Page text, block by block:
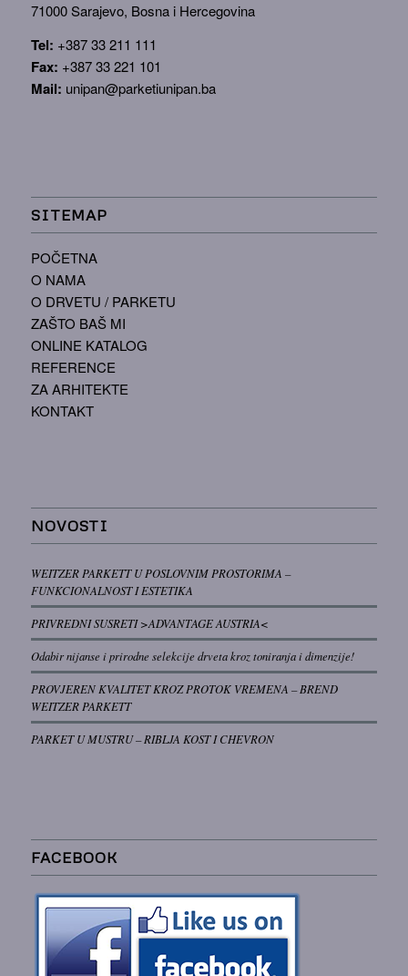
71000 Sarajevo, Bosna i Hercegovina
Tel: +387 33 211 111
Fax: +387 33 221 101
Mail: unipan@parketiunipan.ba
SITEMAP
POČETNA
O NAMA
O DRVETU / PARKETU
ZAŠTO BAŠ MI
ONLINE KATALOG
REFERENCE
ZA ARHITEKTE
KONTAKT
NOVOSTI
WEITZER PARKETT U POSLOVNIM PROSTORIMA –
FUNKCIONALNOST I ESTETIKA
PRIVREDNI SUSRETI >ADVANTAGE AUSTRIA<
Odabir nijanse i prirodne selekcije drveta kroz toniranja i dimenzije!
PROVJEREN KVALITET KROZ PROTOK VREMENA – BREND
WEITZER PARKETT
PARKET U MUSTRU – RIBLJA KOST I CHEVRON
FACEBOOK